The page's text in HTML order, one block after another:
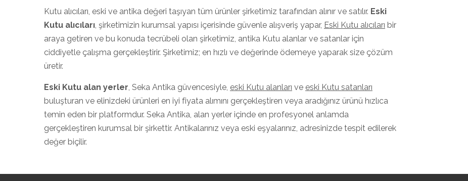
Kutu alıcıları, eski ve antika değeri taşıyan tüm ürünler şirketimiz tarafından alınır ve satılır. Eski
Kutu alıcıları, şirketimizin kurumsal yapısı içerisinde güvenle alışveriş yapar, Eski Kutu alıcıları bir
araya getiren ve bu konuda tecrübeli olan şirketimiz, antika Kutu alanlar ve satanlar için
ciddiyetle çalışma gerçekleştirir. Şirketimiz; en hızlı ve değerinde ödemeye yaparak size çözüm
üretir.
Eski Kutu alan yerler, Seka Antika güvencesiyle, eski Kutu alanları ve eski Kutu satanları
buluşturan ve elinizdeki ürünleri en iyi fiyata alımını gerçekleştiren veya aradığınız ürünü hızlıca
temin eden bir platformdur. Seka Antika, alan yerler içinde en profesyonel anlamda
gerçekleştiren kurumsal bir şirkettir. Antikalarınız veya eski eşyalarınız, adresinizde tespit edilerek
değer biçilir.